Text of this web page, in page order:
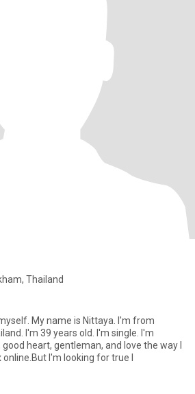
Thailand
My name is Nittaya. I'm from
I'm 39 years old. I'm single. I'm
heart, gentleman, and love the way I
I'm looking for true l